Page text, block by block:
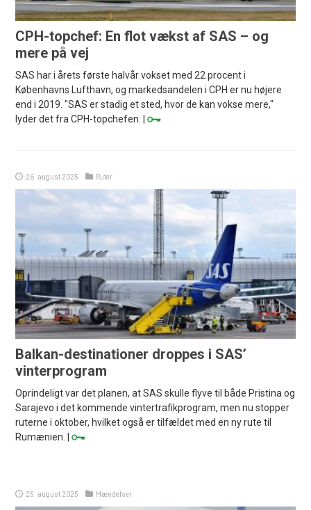
CPH-topchef: En flot vækst af SAS – og
mere på vej
SAS har i årets første halvår vokset med 22 procent i
Københavns Lufthavn, og markedsandelen i CPH er nu højere
end i 2019. "SAS er stadig et sted, hvor de kan vokse mere,"
lyder det fra CPH-topchefen. |
26. august 2025 Ruter
Balkan-destinationer droppes i SAS’
vinterprogram
Oprindeligt var det planen, at SAS skulle flyve til både Pristina og
Sarajevo i det kommende vintertrafikprogram, men nu stopper
ruterne i oktober, hvilket også er tilfældet med en ny rute til
Rumænien. |
25. august 2025 Hændelser